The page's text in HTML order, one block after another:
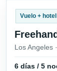
Vuelo + hotel
Los Angeles
6 días / 5